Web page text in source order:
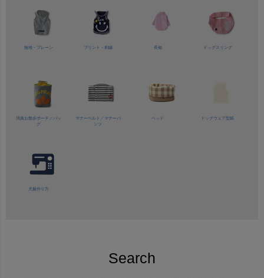
無地・プレーン プリント・刺繍 長袖 ドッグスリング
消臭お散歩ポーチ／バッ
グ
マナーベルト／ マナーパ
ンツ
ベッド ドッグウェア型紙
犬服作り方
Search